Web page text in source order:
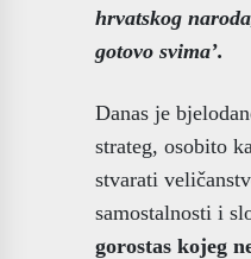
hrvatskog
gotovo svima’.
Danas je
strateg, osobito
stvarati
samostalnosti i
gorostas kojeg